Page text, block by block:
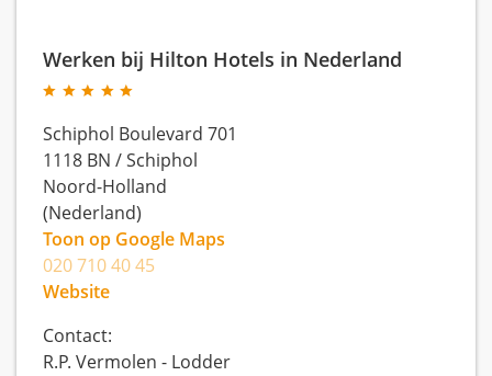
Werken bij Hilton Hotels in Nederland
Schiphol Boulevard 701
1118 BN /Schiphol
Noord-Holland
(Nederland)
Toon op Google Maps
020 710 40 45
Website
Contact:
R.P. Vermolen - Lodder